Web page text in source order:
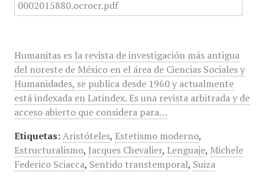
Humanitas es la revista de investigación más antigua
del noreste de México en el área de Ciencias Sociales y
Humanidades, se publica desde 1960 y actualmente
está indexada en Latindex. Es una revista arbitrada y de
acceso abierto que considera para…
Etiquetas: Aristóteles, Estetismo moderno,
Estructuralismo, Jacques Chevalier, Lenguaje, Michele
Federico Sciacca, Sentido transtemporal, Suiza